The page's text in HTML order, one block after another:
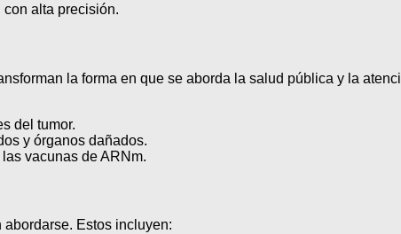
alta precisión.
la forma en que se aborda la salud pública y la
del tumor.
y órganos dañados.
vacunas de ARNm.
Estos incluyen: